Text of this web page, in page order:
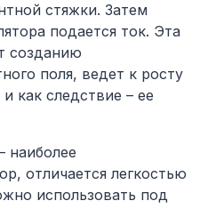
стяжки. Затем
подается ток. Эта
созданию
поля, ведет к росту
как следствие – ее
наиболее
отличается легкостью
использовать под